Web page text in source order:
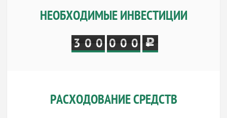
НЕОБХОДИМЫЕ ИНВЕСТИЦИИ
3 0 0 0 0 0
РАСХОДОВАНИЕ СРЕДСТВ